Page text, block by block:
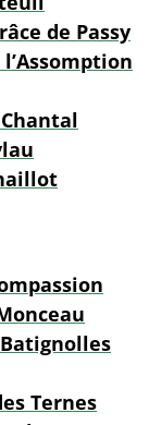
de Passy
Ternes